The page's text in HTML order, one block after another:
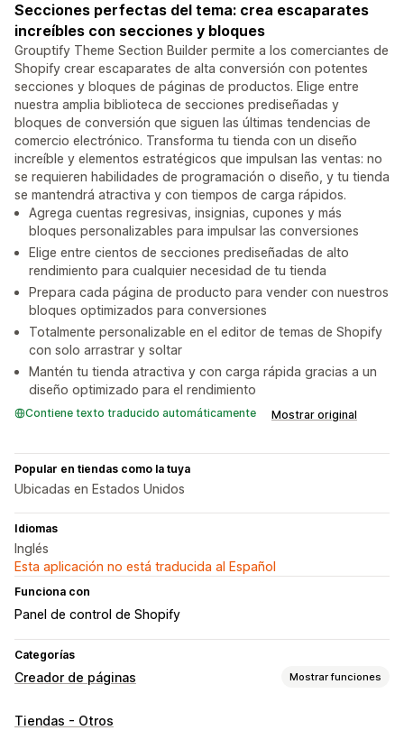
Secciones perfectas del tema: crea escaparates
increíbles con secciones y bloques
Grouptify Theme Section Builder permite a los comerciantes de
Shopify crear escaparates de alta conversión con potentes
secciones y bloques de páginas de productos. Elige entre
nuestra amplia biblioteca de secciones prediseñadas y
bloques de conversión que siguen las últimas tendencias de
comercio electrónico. Transforma tu tienda con un diseño
increíble y elementos estratégicos que impulsan las ventas: no
se requieren habilidades de programación o diseño, y tu tienda
se mantendrá atractiva y con tiempos de carga rápidos.
Agrega cuentas regresivas, insignias, cupones y más
bloques personalizables para impulsar las conversiones
Elige entre cientos de secciones prediseñadas de alto
rendimiento para cualquier necesidad de tu tienda
Prepara cada página de producto para vender con nuestros
bloques optimizados para conversiones
Totalmente personalizable en el editor de temas de Shopify
con solo arrastrar y soltar
Mantén tu tienda atractiva y con carga rápida gracias a un
diseño optimizado para el rendimiento
Contiene texto traducido automáticamente Mostrar original
Popular en tiendas como la tuya
Ubicadas en Estados Unidos
Idiomas
Inglés
Esta aplicación no está traducida al Español
Funciona con
Panel de control de Shopify
Categorías
Creador de páginas Mostrar funciones
Tipos de páginas
Tiendas - Otros